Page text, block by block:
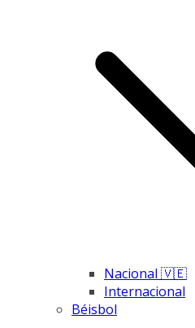
Nacional 🇻🇪
Internacional
Béisbol